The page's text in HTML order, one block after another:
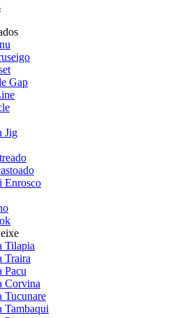
Gap
Jig
Enrosco
Tilapia
Traira
Pacu
Corvina
Tucunare
Tambaqui